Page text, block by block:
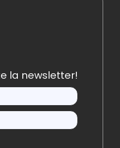
la newsletter!